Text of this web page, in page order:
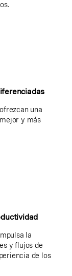
una
y más
la
y flujos de
de los